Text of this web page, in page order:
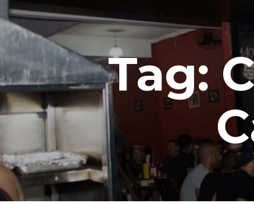
Tag: